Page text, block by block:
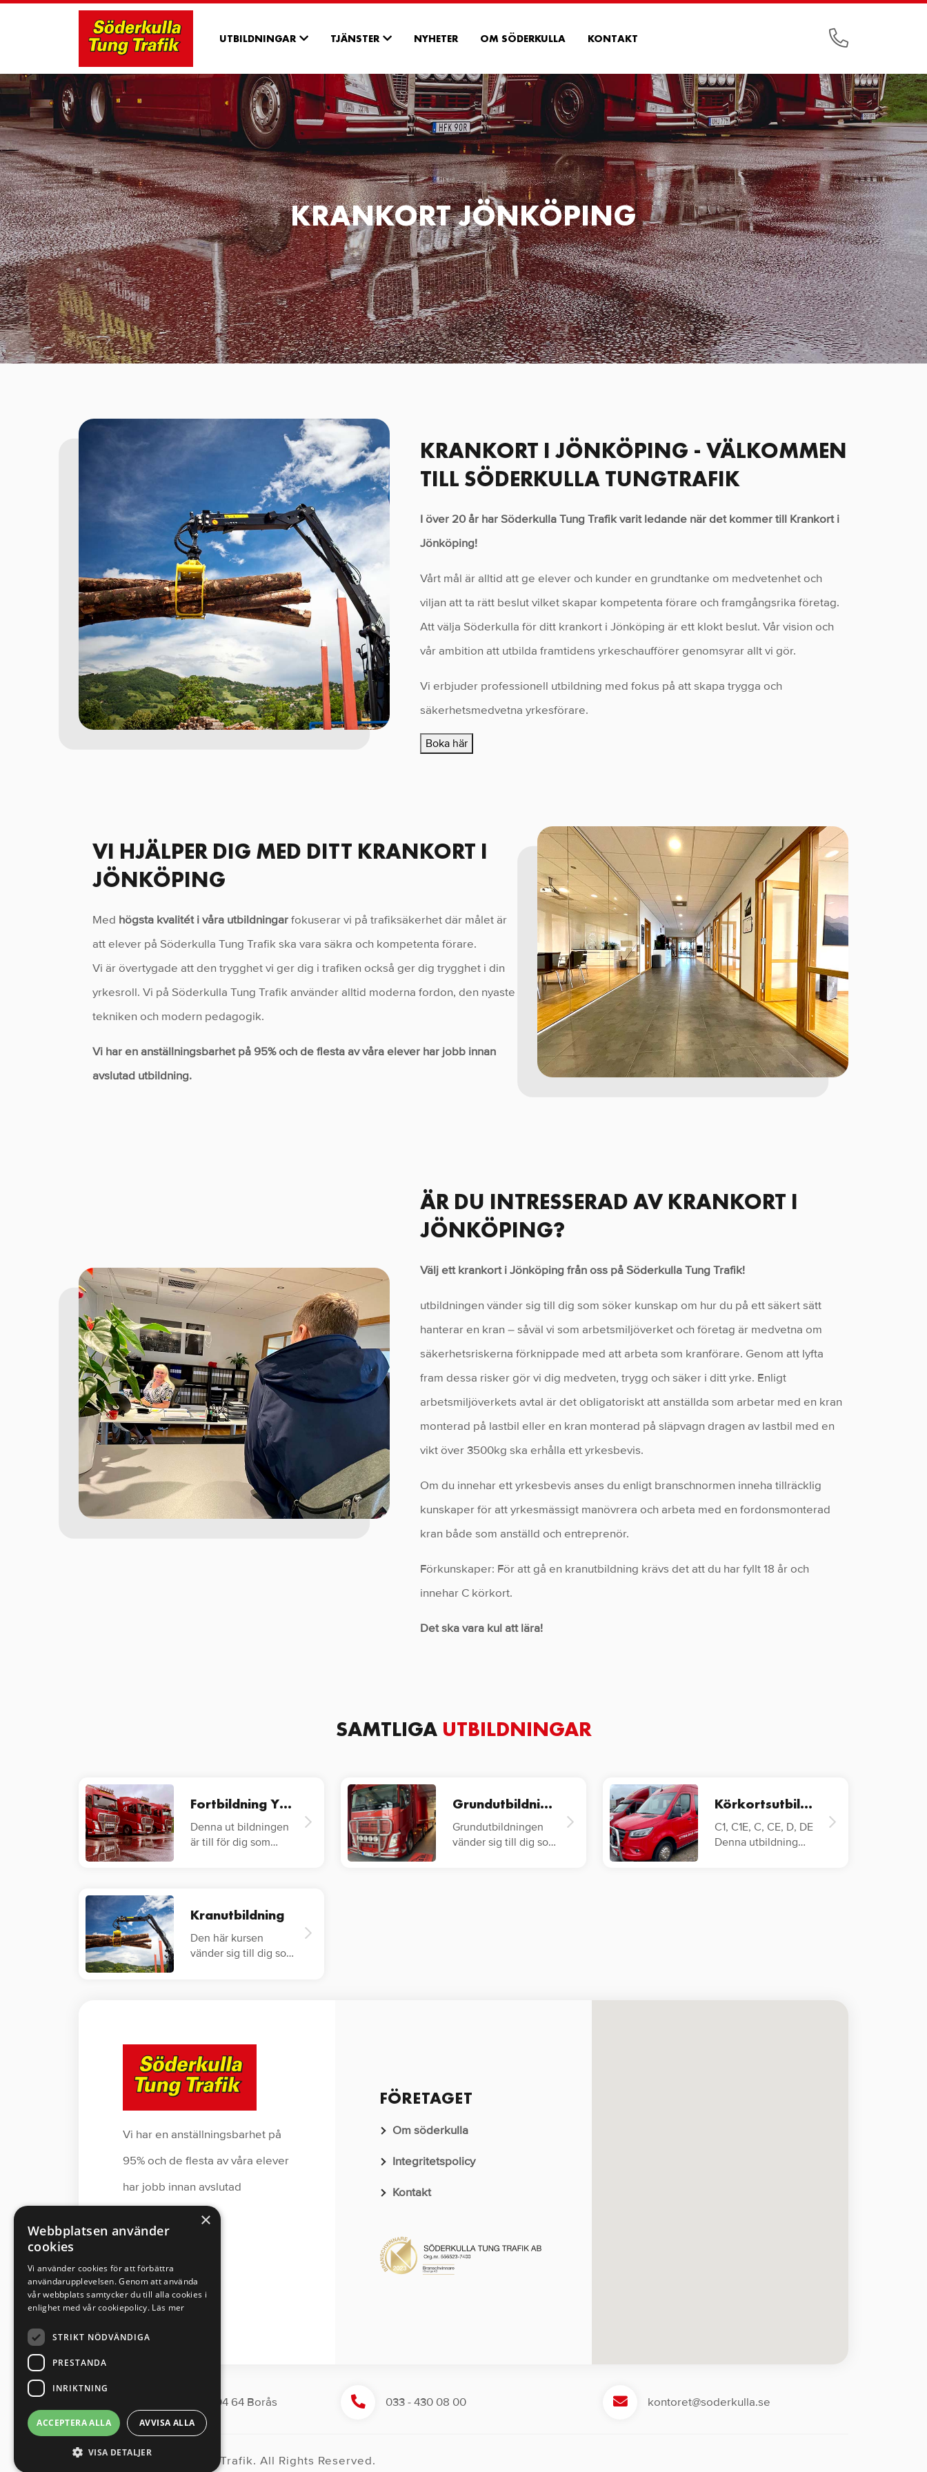
UTBILDNINGAR TJÄNSTER NYHETER OM SÖDERKULLA KONTAKT
KRANKORT JÖNKÖPING
KRANKORT I JÖNKÖPING - VÄLKOMMEN
TILL SÖDERKULLA TUNGTRAFIK
I över 20 år har Söderkulla Tung Trafik varit ledande när det kommer till Krankort i
Jönköping!
Vårt mål är alltid att ge elever och kunder en grundtanke om medvetenhet och
viljan att ta rätt beslut vilket skapar kompetenta förare och framgångsrika företag.
Att välja Söderkulla för ditt krankort i Jönköping är ett klokt beslut. Vår vision och
vår ambition att utbilda framtidens yrkeschaufförer genomsyrar allt vi gör.
Vi erbjuder professionell utbildning med fokus på att skapa trygga och
säkerhetsmedvetna yrkesförare.
Boka här
VI HJÄLPER DIG MED DITT KRANKORT I
JÖNKÖPING
Med högsta kvalitét i våra utbildningarfokuserar vi på trafiksäkerhet där målet är
att elever på Söderkulla Tung Trafik ska vara säkra och kompetenta förare.
Vi är övertygade att den trygghet vi ger dig i trafiken också ger dig trygghet i din
yrkesroll. Vi på Söderkulla Tung Trafik använder alltid moderna fordon, den nyaste
tekniken och modern pedagogik.
Vi har en anställningsbarhet på 95% och de flesta av våra elever har jobb innan
avslutad utbildning.
ÄR DU INTRESSERAD AV KRANKORT I
JÖNKÖPING?
Välj ett krankort i Jönköping från oss på Söderkulla Tung Trafik!
utbildningen vänder sig till dig som söker kunskap om hur du på ett säkert sätt
hanterar en kran – såväl vi som arbetsmiljöverket och företag är medvetna om
säkerhetsriskerna förknippade med att arbeta som kranförare. Genom att lyfta
fram dessa risker gör vi dig medveten, trygg och säker i ditt yrke. Enligt
arbetsmiljöverkets avtal är det obligatoriskt att anställda som arbetar med en kran
monterad på lastbil eller en kran monterad på släpvagn dragen av lastbil med en
vikt över 3500kg ska erhålla ett yrkesbevis.
Om du innehar ett yrkesbevis anses du enligt branschnormen inneha tillräcklig
kunskaper för att yrkesmässigt manövrera och arbeta med en fordonsmonterad
kran både som anställd och entreprenör.
Förkunskaper: För att gå en kranutbildning krävs det att du har fyllt 18 år och
innehar C körkort.
Det ska vara kul att lära!
SAMTLIGA UTBILDNINGAR
Fortbildning YKB Lastbil
Denna ut bildningen
är till för dig som
Grundutbildning YKB Lastbil
Grundutbildningen
vänder sig till dig som
Körkortsutbildning
C1, C1E, C, CE, D, DE
Denna utbildning
Kranutbildning
Den här kursen
vänder sig till dig som
Vi har en anställningsbarhet på
95% och de flesta av våra elever
har jobb innan avslutad
FÖRETAGET
Om söderkulla
Integritetspolicy
Kontakt
Segloravägen 6 504 64 Borås 033 - 430 08 00 kontoret@soderkulla.se
©2025 Söderkulla Tung Trafik. All Rights Reserved.
×
Webbplatsen använder
cookies
Vi använder cookies för att förbättra
användarupplevelsen. Genom att använda
vår webbplats samtycker du till alla cookies i
enlighet med vår cookiepolicy. Läs mer
STRIKT NÖDVÄNDIGA
PRESTANDA
INRIKTNING
ACCEPTERA ALLA AVVISA ALLA
VISA DETALJER